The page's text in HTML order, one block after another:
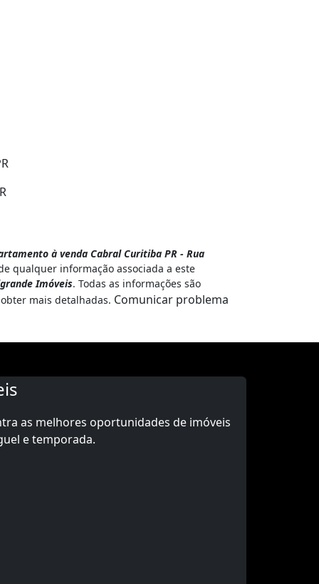
à venda Cabral Curitiba PR - Rua
qualquer informação associada a este
Imóveis. Todas as informações são
mais detalhadas. Comunicar problema
as melhores oportunidades de imóveis
e temporada.